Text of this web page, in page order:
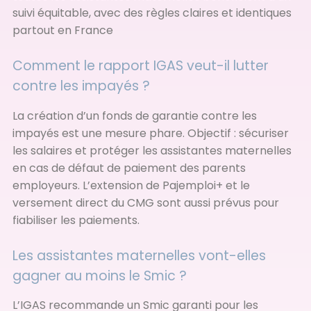
suivi équitable, avec des règles claires et identiques
partout en France
Comment le rapport IGAS veut-il lutter
contre les impayés ?
La création d’un fonds de garantie contre les
impayés est une mesure phare. Objectif : sécuriser
les salaires et protéger les assistantes maternelles
en cas de défaut de paiement des parents
employeurs. L’extension de Pajemploi+ et le
versement direct du CMG sont aussi prévus pour
fiabiliser les paiements.
Les assistantes maternelles vont-elles
gagner au moins le Smic ?
L’IGAS recommande un Smic garanti pour les